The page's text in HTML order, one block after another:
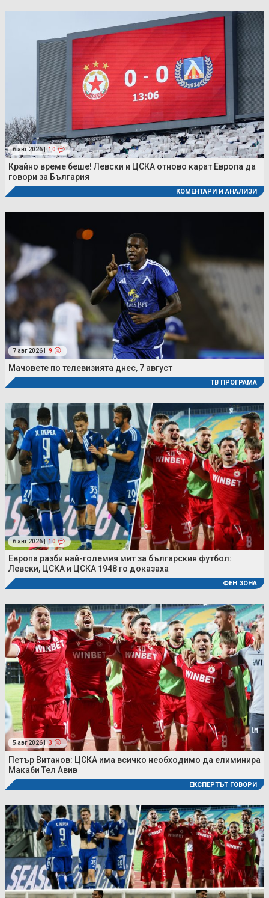
6 авг 2026 | 10
Крайно време беше! Левски и ЦСКА отново карат Европа да
говори за България
КОМЕНТАРИ И АНАЛИЗИ
7 авг 2026 | 9
Мачовете по телевизията днес, 7 август
ТВ ПРОГРАМА
6 авг 2026 | 10
Европа разби най-големия мит за българския футбол:
Левски, ЦСКА и ЦСКА 1948 го доказаха
ФЕН ЗОНА
5 авг 2026 | 3
Петър Витанов: ЦСКА има всичко необходимо да елиминира
Макаби Тел Авив
ЕКСПЕРТЪТ ГОВОРИ